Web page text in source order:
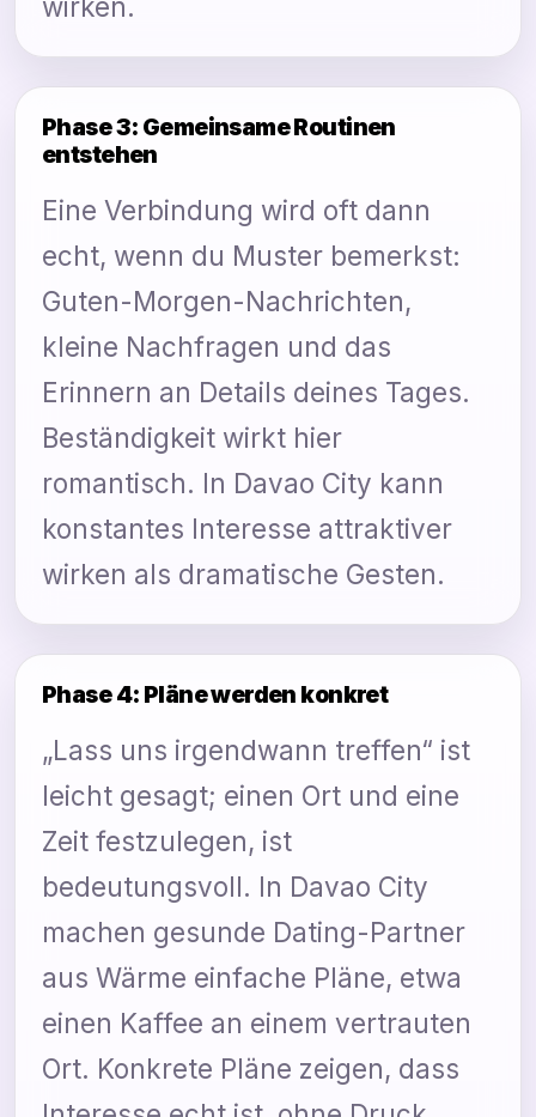
wirken.
Phase 3: Gemeinsame Routinen
entstehen
Eine Verbindung wird oft dann
echt, wenn du Muster bemerkst:
Guten-Morgen-Nachrichten,
kleine Nachfragen und das
Erinnern an Details deines Tages.
Beständigkeit wirkt hier
romantisch. In Davao City kann
konstantes Interesse attraktiver
wirken als dramatische Gesten.
Phase 4: Pläne werden konkret
„Lass uns irgendwann treffen“ ist
leicht gesagt; einen Ort und eine
Zeit festzulegen, ist
bedeutungsvoll. In Davao City
machen gesunde Dating-Partner
aus Wärme einfache Pläne, etwa
einen Kaffee an einem vertrauten
Ort. Konkrete Pläne zeigen, dass